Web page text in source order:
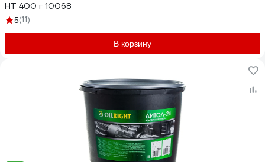
HT 400 г 10068
5(11)
В корзину